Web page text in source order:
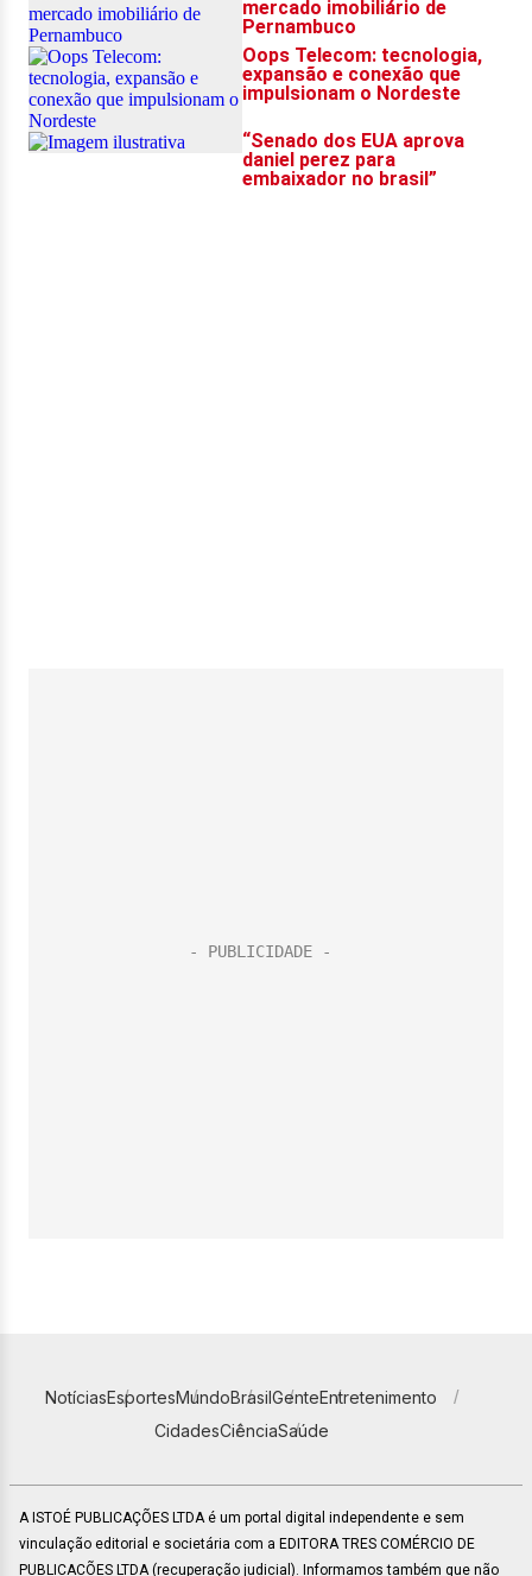
NotíciasEsportesMundoBrasilGenteEntretenimento
CidadesCiênciaSaúde
A ISTOÉ PUBLICAÇÕES LTDA é um portal digital independente e sem
vinculação editorial e societária com a EDITORA TRES COMÉRCIO DE
PUBLICACÕES LTDA (recuperação judicial). Informamos também que não